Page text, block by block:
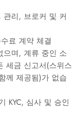
리, 브로커 및 커
료 계약 체결
으며, 계류 중인 소
세금 신고서(스위스
께 제공됨)가 없습
KYC, 심사 및 승인